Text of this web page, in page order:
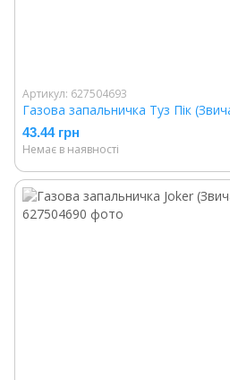
Артикул: 627504693
Газова запальничка Туз Пік
43.44 грн
Немає в наявності